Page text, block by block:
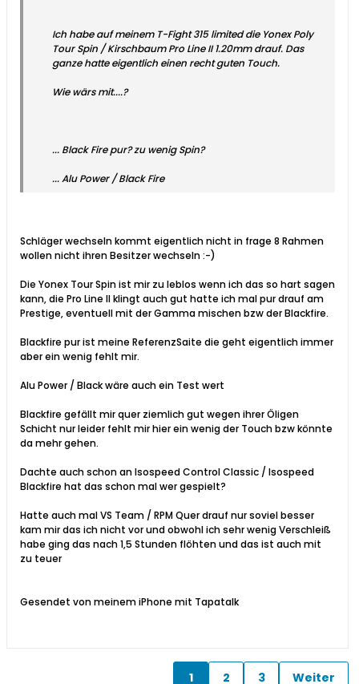
Ich habe auf meinem T-Fight 315 limited die Yonex Poly
Tour Spin / Kirschbaum Pro Line II 1.20mm drauf. Das
ganze hatte eigentlich einen recht guten Touch.
Wie wärs mit....?
... Black Fire pur? zu wenig Spin?
... Alu Power / Black Fire
Schläger wechseln kommt eigentlich nicht in frage 8 Rahmen
wollen nicht ihren Besitzer wechseln :-)
Die Yonex Tour Spin ist mir zu leblos wenn ich das so hart sagen
kann, die Pro Line II klingt auch gut hatte ich mal pur drauf am
Prestige, eventuell mit der Gamma mischen bzw der Blackfire.
Blackfire pur ist meine ReferenzSaite die geht eigentlich immer
aber ein wenig fehlt mir.
Alu Power / Black wäre auch ein Test wert
Blackfire gefällt mir quer ziemlich gut wegen ihrer Öligen
Schicht nur leider fehlt mir hier ein wenig der Touch bzw könnte
da mehr gehen.
Dachte auch schon an Isospeed Control Classic / Isospeed
Blackfire hat das schon mal wer gespielt?
Hatte auch mal VS Team / RPM Quer drauf nur soviel besser
kam mir das ich nicht vor und obwohl ich sehr wenig Verschleiß
habe ging das nach 1,5 Stunden flöhten und das ist auch mit
zu teuer
Gesendet von meinem iPhone mit Tapatalk
1 2 3 Weiter